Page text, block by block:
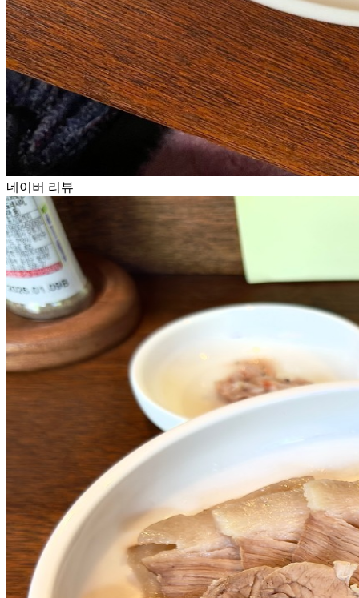
네이버 리뷰